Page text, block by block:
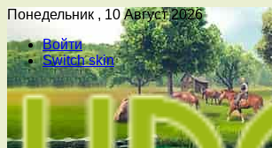
Понедельник , 10 Август 2026
Войти
Switch skin